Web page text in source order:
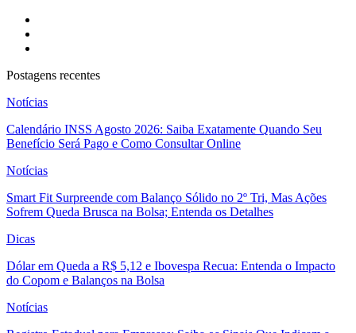
Postagens recentes
Notícias
Calendário INSS Agosto 2026: Saiba Exatamente Quando Seu
Benefício Será Pago e Como Consultar Online
Notícias
Smart Fit Surpreende com Balanço Sólido no 2º Tri, Mas Ações
Sofrem Queda Brusca na Bolsa; Entenda os Detalhes
Dicas
Dólar em Queda a R$ 5,12 e Ibovespa Recua: Entenda o Impacto
do Copom e Balanços na Bolsa
Notícias